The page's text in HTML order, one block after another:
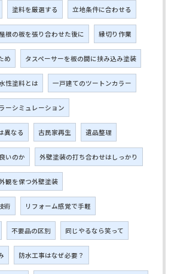
塗料を厳選する 立地条件に合わせる
屋根の板を張り合わせた後に 縁切り作業
め タスペーサーを板の間に挟み込み塗装
性塗料とは 一戸建てのツートンカラー
ーシミュレーション
異なる 古民家再生 遺品整理
いのか 外壁塗装の打ち合わせはしっかり
観を保つ外壁塗装
術 リフォーム感覚で手軽
不要品の区別 同じやるなら笑って
防水工事はなぜ必要？